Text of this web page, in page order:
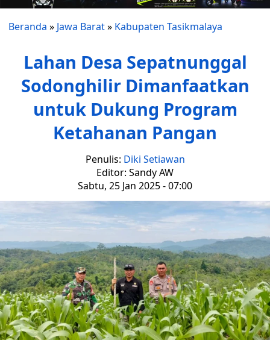
Beranda » Jawa Barat» Kabupaten Tasikmalaya
Lahan Desa Sepatnunggal
Sodonghilir Dimanfaatkan
untuk Dukung Program
Ketahanan Pangan
Penulis: Diki Setiawan
Editor: Sandy AW
Sabtu, 25 Jan 2025 - 07:00